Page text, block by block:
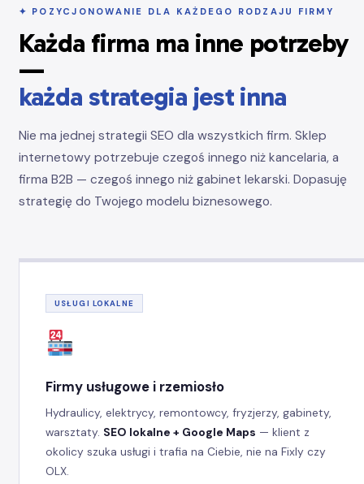
✦ POZYCJONOWANIE DLA KAŻDEGO RODZAJU FIRMY
Każda firma ma inne potrzeby
—
każda strategia jest inna
Nie ma jednej strategii SEO dla wszystkich firm. Sklep
internetowy potrzebuje czegoś innego niż kancelaria, a
firma B2B — czegoś innego niż gabinet lekarski. Dopasuję
strategię do Twojego modelu biznesowego.
USŁUGI LOKALNE
Firmy usługowe i rzemiosło
Hydraulicy, elektrycy, remontowcy, fryzjerzy, gabinety,
warsztaty. SEO lokalne + Google Maps — klient z
okolicy szuka usługi i trafia na Ciebie, nie na Fixly czy
OLX.